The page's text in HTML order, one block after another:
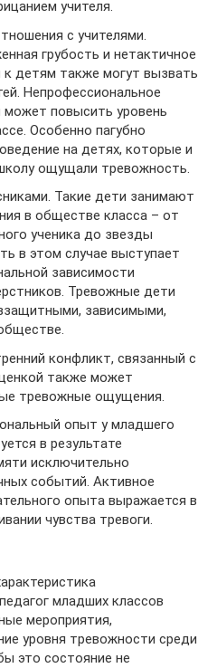
учителя.
с учителями.
грубость и нетактичное
к детям также могут вызвать
Непрофессиональное
может повысить уровень
Особенно пагубно
на детях, которые и
ощущали тревожность.
Такие дети занимают
в обществе класса – от
ученика до звезды
в этом случае выступает
зависимости
Тревожные дети
зависимыми,
конфликт, связанный с
также может
тревожные ощущения.
опыт у младшего
в результате
исключительно
событий. Активное
опыта выражается в
чувства тревоги.
младших классов
мероприятия,
уровня тревожности среди
это состояние не